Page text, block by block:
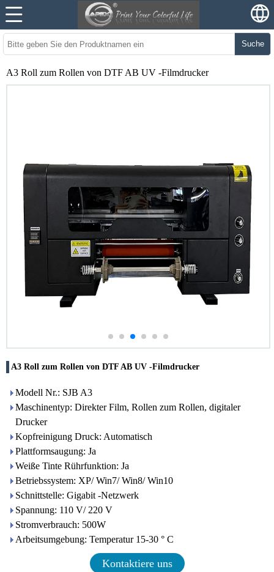
Suche
A3 Roll zum Rollen von DTF AB UV -Filmdrucker
A3 Roll zum Rollen von DTF AB UV -Filmdrucker
Modell Nr.: SJB A3
Maschinentyp: Direkter Film, Rollen zum Rollen, digitaler
Drucker
Kopfreinigung Druck: Automatisch
Plattformsaugung: Ja
Weiße Tinte Rührfunktion: Ja
Betriebssystem: XP/ Win7/ Win8/ Win10
Schnittstelle: Gigabit -Netzwerk
Spannung: 110 V/ 220 V
Stromverbrauch: 500W
Arbeitsumgebung: Temperatur 15-30 ° C
Kontaktiere uns